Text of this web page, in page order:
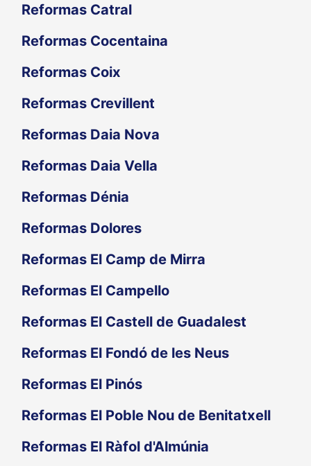
Reformas Catral
Reformas Cocentaina
Reformas Coix
Reformas Crevillent
Reformas Daia Nova
Reformas Daia Vella
Reformas Dénia
Reformas Dolores
Reformas El Camp de Mirra
Reformas El Campello
Reformas El Castell de Guadalest
Reformas El Fondó de les Neus
Reformas El Pinós
Reformas El Poble Nou de Benitatxell
Reformas El Ràfol d'Almúnia